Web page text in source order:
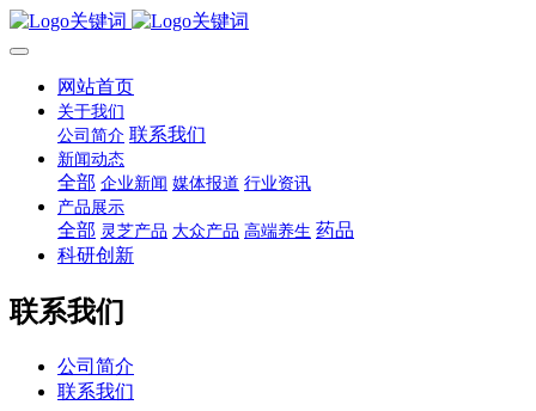
网站首页
关于我们
公司简介 联系我们
新闻动态
全部 企业新闻 媒体报道 行业资讯
产品展示
全部 灵芝产品 大众产品 高端养生 药品
科研创新
联系我们
公司简介
联系我们